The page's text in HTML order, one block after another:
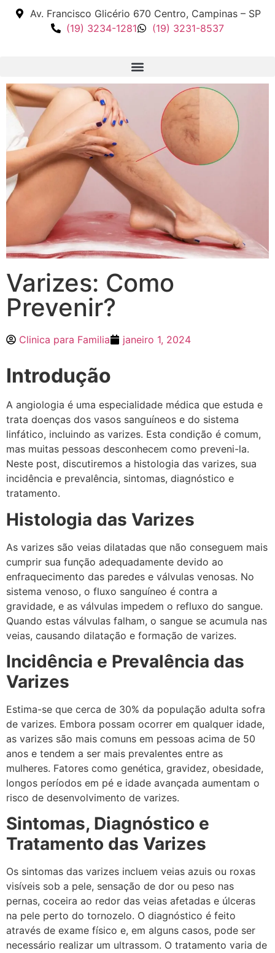
Av. Francisco Glicério 670 Centro, Campinas – SP
(19) 3234-1281
(19) 3231-8537
Varizes: Como
Prevenir?
Clinica para Familia janeiro 1, 2024
Introdução
A angiologia é uma especialidade médica que estuda e
trata doenças dos vasos sanguíneos e do sistema
linfático, incluindo as varizes. Esta condição é comum,
mas muitas pessoas desconhecem como preveni-la.
Neste post, discutiremos a histologia das varizes, sua
incidência e prevalência, sintomas, diagnóstico e
tratamento.
Histologia das Varizes
As varizes são veias dilatadas que não conseguem mais
cumprir sua função adequadamente devido ao
enfraquecimento das paredes e válvulas venosas. No
sistema venoso, o fluxo sanguíneo é contra a
gravidade, e as válvulas impedem o refluxo do sangue.
Quando estas válvulas falham, o sangue se acumula nas
veias, causando dilatação e formação de varizes.
Incidência e Prevalência das
Varizes
Estima-se que cerca de 30% da população adulta sofra
de varizes. Embora possam ocorrer em qualquer idade,
as varizes são mais comuns em pessoas acima de 50
anos e tendem a ser mais prevalentes entre as
mulheres. Fatores como genética, gravidez, obesidade,
longos períodos em pé e idade avançada aumentam o
risco de desenvolvimento de varizes.
Sintomas, Diagnóstico e
Tratamento das Varizes
Os sintomas das varizes incluem veias azuis ou roxas
visíveis sob a pele, sensação de dor ou peso nas
pernas, coceira ao redor das veias afetadas e úlceras
na pele perto do tornozelo. O diagnóstico é feito
através de exame físico e, em alguns casos, pode ser
necessário realizar um ultrassom. O tratamento varia de